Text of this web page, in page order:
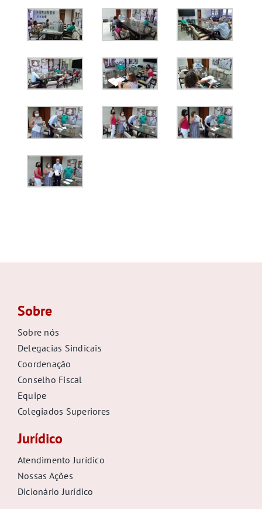
Sobre
Sobre nós
Delegacias Sindicais
Coordenação
Conselho Fiscal
Equipe
Colegiados Superiores
Jurídico
Atendimento Jurídico
Nossas Ações
Dicionário Jurídico